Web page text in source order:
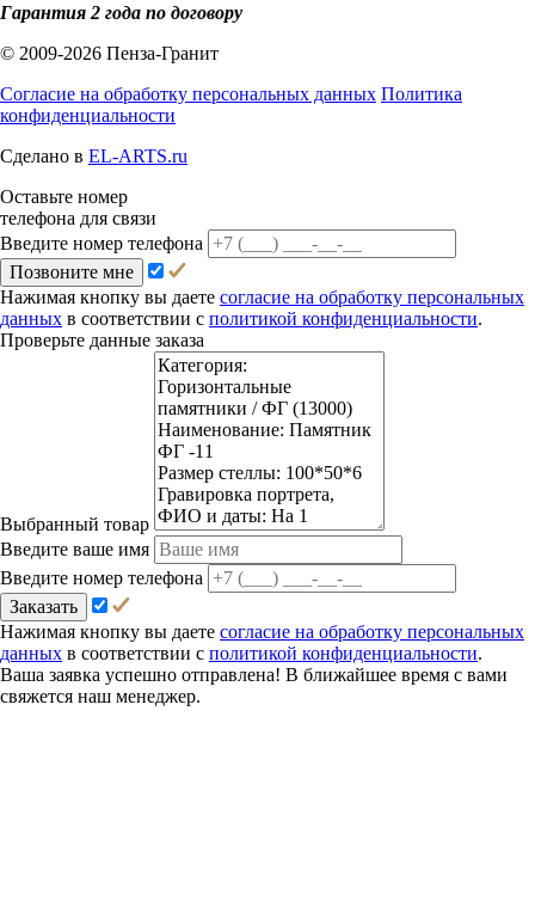
Гарантия 2 года по договору
© 2009-2026 Пенза-Гранит
Согласие на обработку персональных данных Политика
конфиденциальности
Сделано в EL-ARTS.ru
Оставьте номер
телефона для связи
Введите номер телефона
Позвоните мне
Нажимая кнопку вы даете согласие на обработку персональных
данных в соответствии с политикой конфиденциальности.
Проверьте данные заказа
Выбранный товар
Введите ваше имя
Введите номер телефона
Заказать
Нажимая кнопку вы даете согласие на обработку персональных
данных в соответствии с политикой конфиденциальности.
Ваша заявка успешно отправлена! В ближайшее время с вами
свяжется наш менеджер.